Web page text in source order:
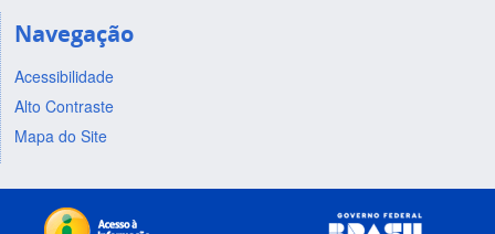
Navegação
Acessibilidade
Alto Contraste
Mapa do Site